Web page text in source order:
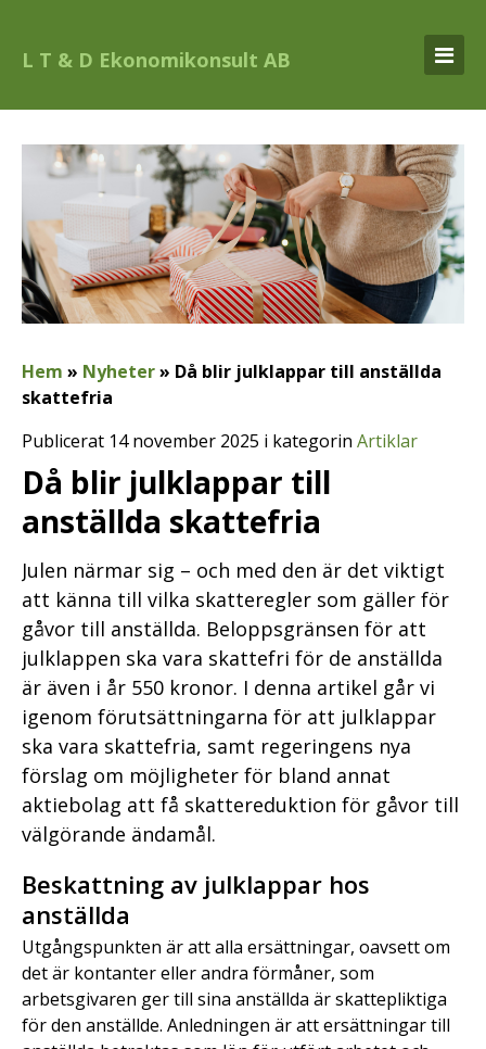
L T & D Ekonomikonsult AB
Hem » Nyheter» Då blir julklappar till anställda
skattefria
Publicerat 14 november 2025 i kategorin Artiklar
Då blir julklappar till
anställda skattefria
Julen närmar sig – och med den är det viktigt
att känna till vilka skatteregler som gäller för
gåvor till anställda. Beloppsgränsen för att
julklappen ska vara skattefri för de anställda
är även i år 550 kronor. I denna artikel går vi
igenom förutsättningarna för att julklappar
ska vara skattefria, samt regeringens nya
förslag om möjligheter för bland annat
aktiebolag att få skattereduktion för gåvor till
välgörande ändamål.
Beskattning av julklappar hos
anställda
Utgångspunkten är att alla ersättningar, oavsett om
det är kontanter eller andra förmåner, som
arbetsgivaren ger till sina anställda är skattepliktiga
för den anställde. Anledningen är att ersättningar till